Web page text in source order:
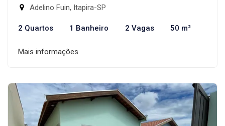
Adelino Fuin, Itapira-SP
2 Quartos 1 Banheiro 2 Vagas 50 m²
Mais informações